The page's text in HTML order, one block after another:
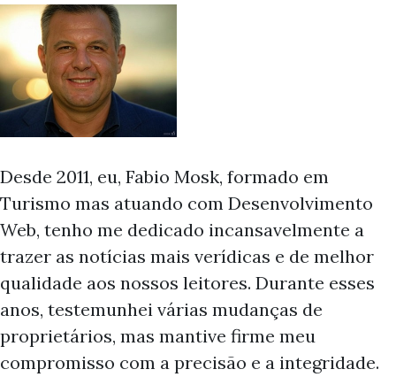
Desde 2011, eu, Fabio Mosk, formado em
Turismo mas atuando com Desenvolvimento
Web, tenho me dedicado incansavelmente a
trazer as notícias mais verídicas e de melhor
qualidade aos nossos leitores. Durante esses
anos, testemunhei várias mudanças de
proprietários, mas mantive firme meu
compromisso com a precisão e a integridade.